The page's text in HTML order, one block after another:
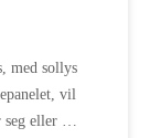
med sollys
vil
eller går